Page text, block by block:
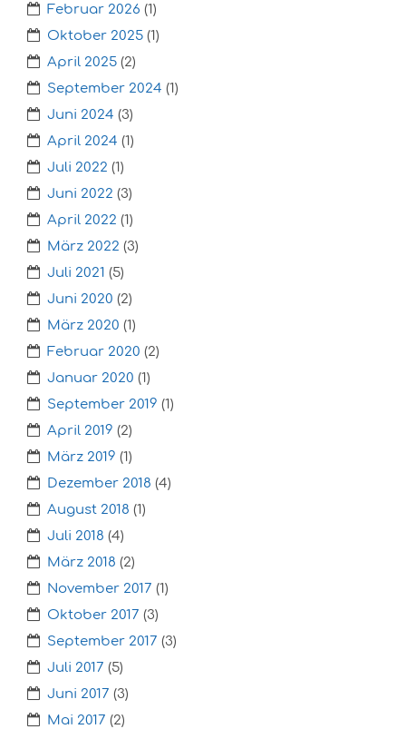
Februar 2026 (1)
Oktober 2025 (1)
April 2025 (2)
September 2024 (1)
Juni 2024 (3)
April 2024 (1)
Juli 2022 (1)
Juni 2022 (3)
April 2022 (1)
März 2022 (3)
Juli 2021 (5)
Juni 2020 (2)
März 2020 (1)
Februar 2020 (2)
Januar 2020 (1)
September 2019 (1)
April 2019 (2)
März 2019 (1)
Dezember 2018 (4)
August 2018 (1)
Juli 2018 (4)
März 2018 (2)
November 2017 (1)
Oktober 2017 (3)
September 2017 (3)
Juli 2017 (5)
Juni 2017 (3)
Mai 2017 (2)